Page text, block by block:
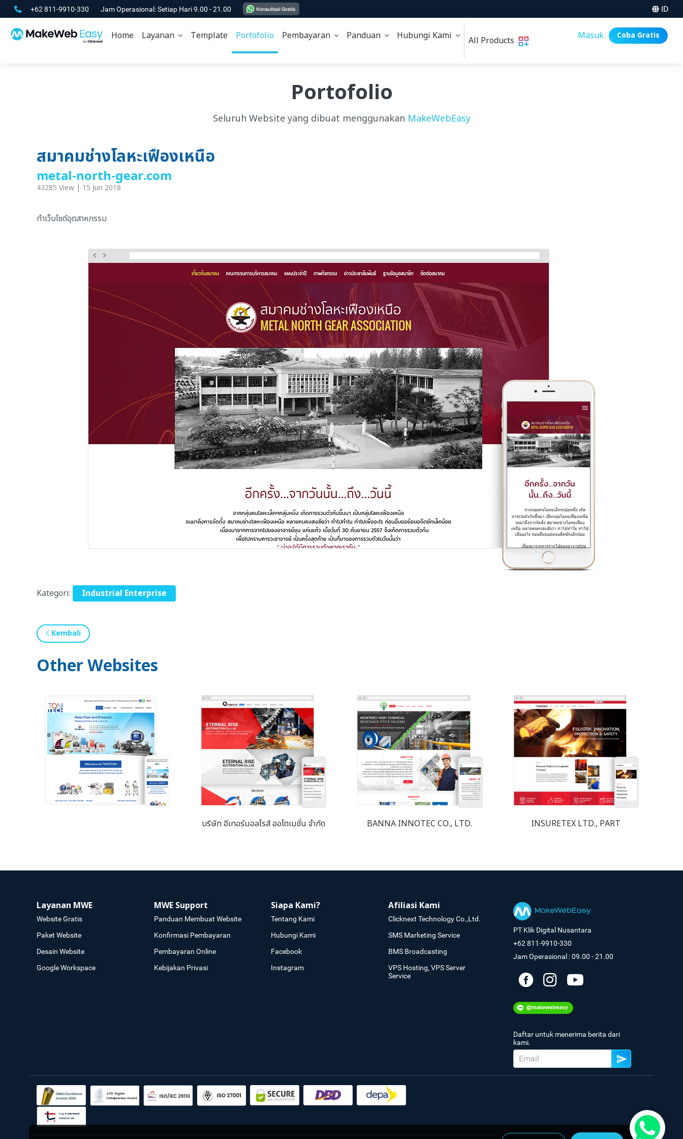
+62 811-9910-330 Jam Operasional: Setiap Hari 9.00 - 21.00 ID
Home Layanan Template Portofolio Pembayaran Panduan Hubungi Kami All Products Masuk Coba Gratis
Portofolio
Seluruh Website yang dibuat menggunakan MakeWebEasy
สมาคมช่างโลหะเฟืองเหนือ
metal-north-gear.com
43285 View | 15 Jun 2018
ทำเว็บไซต์อุตสาหกรรม
Kategori: Industrial Enterprise
Kembali
Other Websites
บริษัท อีเทอร์นอลไรส์ ออโตเมชั่น จํากัด BANNA INNOTEC CO., LTD. INSURETEX LTD., PART
Layanan MWE
Website Gratis
Paket Website
Desain Website
Google Workspace
MWE Support
Panduan Membuat Website
Konfirmasi Pembayaran
Pembayaran Online
Kebijakan Privasi
Siapa Kami?
Tentang Kami
Hubungi Kami
Facebook
Instagram
Afiliasi Kami
Clicknext Technology Co.,Ltd.
SMS Marketing Service
BMS Broadcasting
VPS Hosting, VPS Server
Service
PT Klik Digital Nusantara
+62 811-9910-330
Jam Operasional : 09.00 - 21.00
Daftar untuk menerima berita dari
kami.